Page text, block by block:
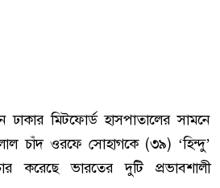
ঢাকার মিটফোর্ড হাসপাতালের সামনে
চাঁদ ওরফে সোহাগকে (৩৯) ‘হিন্দু’
করেছে ভারতের দুটি প্রভাবশালী